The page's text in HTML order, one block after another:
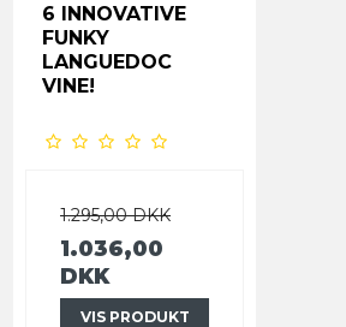
6 INNOVATIVE
FUNKY
LANGUEDOC
VINE!
1.295,00 DKK
1.036,00
DKK
VIS PRODUKT